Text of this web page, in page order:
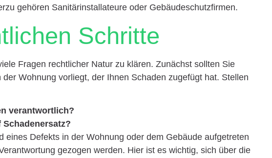
gehören Sanitärinstallateure oder Gebäudeschutzfirmen.
Schritte
Fragen rechtlicher Natur zu klären. Zunächst sollten Sie
Wohnung vorliegt, der Ihnen Schaden zugefügt hat. Stellen
verantwortlich?
eines Defekts in der Wohnung oder dem Gebäude aufgetreten
gezogen werden. Hier ist es wichtig, sich über die